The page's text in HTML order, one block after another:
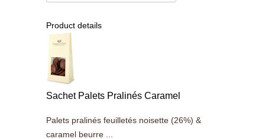
Product details
Sachet Palets Pralinés Caramel
Palets pralinés feuilletés noisette (26%) &
caramel beurre ...